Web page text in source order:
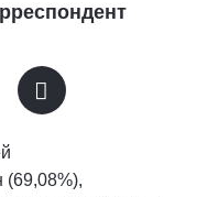
(69,08%),